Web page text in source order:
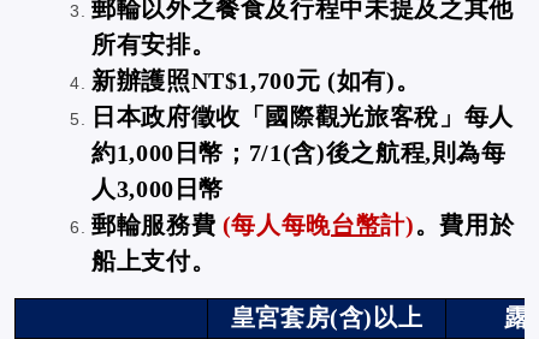
郵輪以外之餐食及行程中未提及之其他
所有安排。
新辦護照NT$1,700元 (如有)。
日本政府徵收「國際觀光旅客稅」每人
約1,000日幣 ；7/1(含)後之航程,則為每
人3,000日幣
郵輪服務費 (每人每晚台幣計)。費用於
船上支付。
皇宮套房(含)以上 露